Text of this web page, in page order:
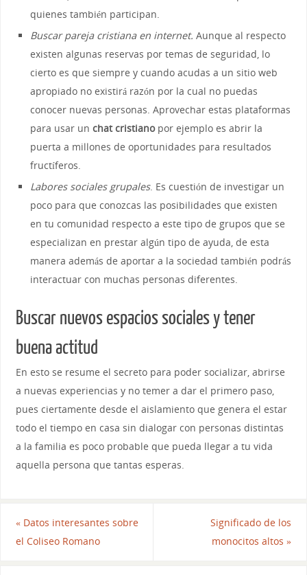
quienes también participan.
Buscar pareja cristiana en internet.Aunque al respecto
existen algunas reservas por temas de seguridad, lo
cierto es que siempre y cuando acudas a un sitio web
apropiado no existirá razón por la cual no puedas
conocer nuevas personas. Aprovechar estas plataformas
para usar unchat cristiano por ejemplo es abrir la
puerta a millones de oportunidades para resultados
fructíferos.
Labores sociales grupales. Es cuestión de investigar un
poco para que conozcas las posibilidades que existen
en tu comunidad respecto a este tipo de grupos que se
especializan en prestar algún tipo de ayuda, de esta
manera además de aportar a la sociedad también podrás
interactuar con muchas personas diferentes.
Buscar nuevos espacios sociales y tener
buena actitud
En esto se resume el secreto para poder socializar, abrirse
a nuevas experiencias y no temer a dar el primero paso,
pues ciertamente desde el aislamiento que genera el estar
todo el tiempo en casa sin dialogar con personas distintas
a la familia es poco probable que pueda llegar a tu vida
aquella persona que tantas esperas.
«Datos interesantes sobre
el Coliseo Romano
Significado de los
monocitos altos»